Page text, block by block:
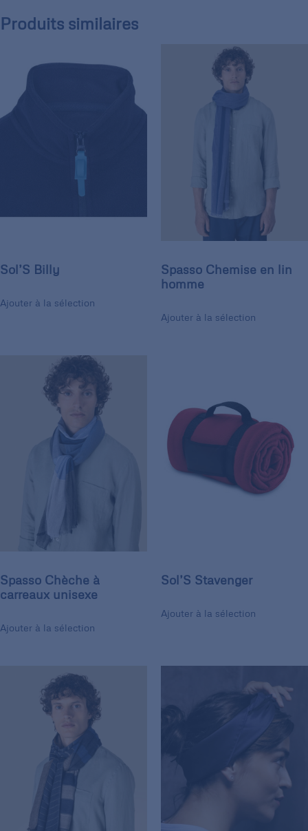
Produits similaires
Sol’S Billy
Ajouter à la sélection
Spasso Chemise en lin
homme
Ajouter à la sélection
Spasso Chèche à
carreaux unisexe
Ajouter à la sélection
Sol’S Stavenger
Ajouter à la sélection